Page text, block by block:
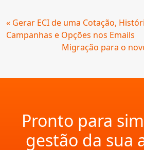
Continue
Lendo
« Gerar ECI de uma Cotação,
Campanhas e Opções nos Emails
Migração para o
Pronto para
gestão da sua